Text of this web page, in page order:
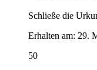
Schließe die
Erhalten am: 29.
50